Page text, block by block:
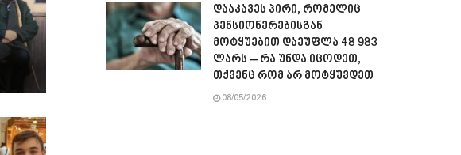
დააკავეს პირი, რომელიც
პენსიონერებისგან
მოტყუებით დაეუფლა 48 983
ლარს – რა უნდა იცოდეთ,
თქვენც რომ არ მოტყუვდეთ
08/05/2026